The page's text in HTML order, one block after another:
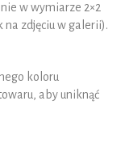
w wymiarze 2×2
na zdjęciu w galerii).
koloru
aby uniknąć